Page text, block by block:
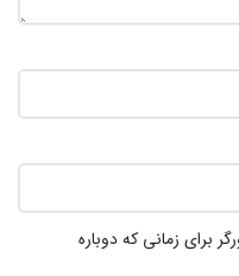
برای زمانی که دوباره